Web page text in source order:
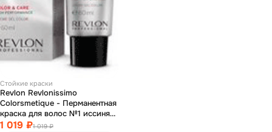
Стойкие краски
Revlon Revlonissimo
Colorsmetique - Перманентная
краска для волос №1 иссиня-
черный 60 мл
1 019 ₽1 019 ₽